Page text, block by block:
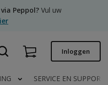
Peppol? Vul uw
Inloggen
SERVICE EN SUPPORT